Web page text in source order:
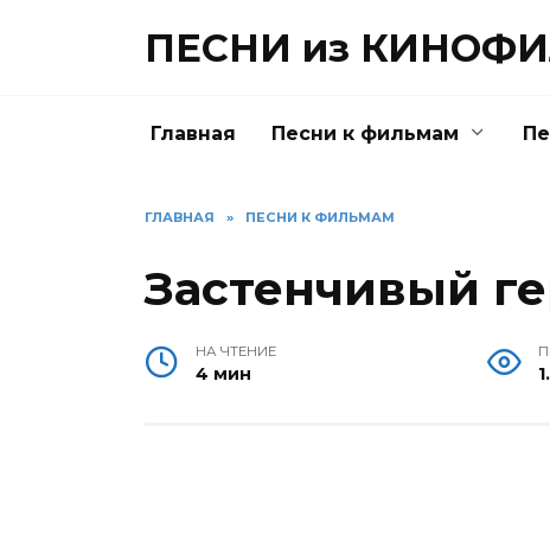
ПЕСНИ из
Главная Песни к фильмам
ГЛАВНАЯ » ПЕСНИ К ФИЛЬМАМ
Застенчивый
НА ЧТЕНИЕ
4 мин